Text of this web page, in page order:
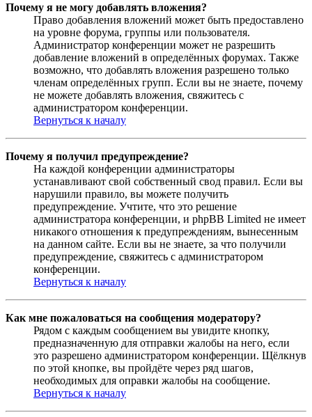
Почему я не могу добавлять вложения?
Право добавления вложений может быть предоставлено
на уровне форума, группы или пользователя.
Администратор конференции может не разрешить
добавление вложений в определённых форумах. Также
возможно, что добавлять вложения разрешено только
членам определённых групп. Если вы не знаете, почему
не можете добавлять вложения, свяжитесь с
администратором конференции.
Вернуться к началу
Почему я получил предупреждение?
На каждой конференции администраторы
устанавливают свой собственный свод правил. Если вы
нарушили правило, вы можете получить
предупреждение. Учтите, что это решение
администратора конференции, и phpBB Limited не имеет
никакого отношения к предупреждениям, вынесенным
на данном сайте. Если вы не знаете, за что получили
предупреждение, свяжитесь с администратором
конференции.
Вернуться к началу
Как мне пожаловаться на сообщения модератору?
Рядом с каждым сообщением вы увидите кнопку,
предназначенную для отправки жалобы на него, если
это разрешено администратором конференции. Щёлкнув
по этой кнопке, вы пройдёте через ряд шагов,
необходимых для оправки жалобы на сообщение.
Вернуться к началу